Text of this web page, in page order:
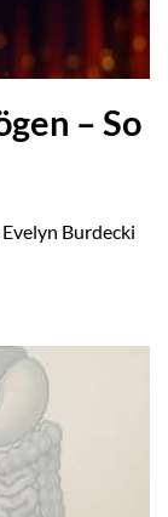
– So
Burdecki